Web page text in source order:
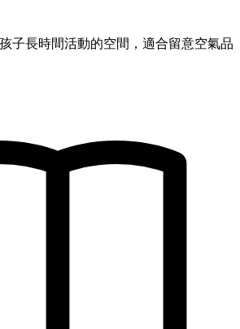
子長時間活動的空間，適合留意空氣品